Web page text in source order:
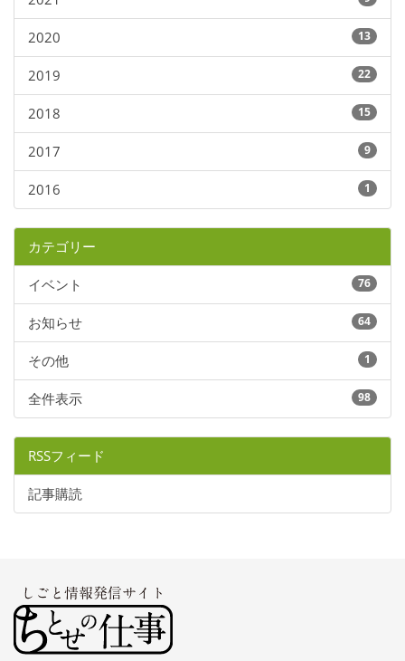
2020 13
2019 22
2018 15
2017 9
2016 1
カテゴリー
イベント 76
お知らせ 64
その他 1
全件表示 98
RSSフィード
記事購読